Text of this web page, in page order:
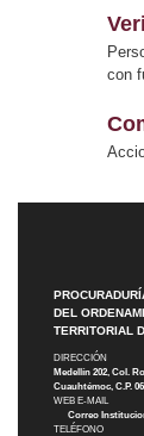
con
DEL
TERRITORIAL
DIRECCIÓN
Medellín 202, Col.
Cuauhtémoc, C.P.
WEB E-MAIL
Correo
TELÉFONO